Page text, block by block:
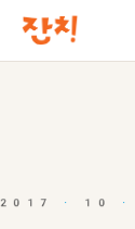
2017 · 10 ·